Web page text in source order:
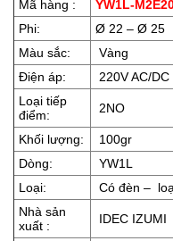
Mã hàng :
YW1L-
Phi:
Ø 22 – Ø 25
Màu sắc:
Vàng
Điện áp:
220V AC/DC
Loại tiếp
điểm:
2NO
Khối lượng:
100gr
Dòng:
YW1L
Loại:
Có đèn –
Nhà sản
xuất :
IDEC IZUMI